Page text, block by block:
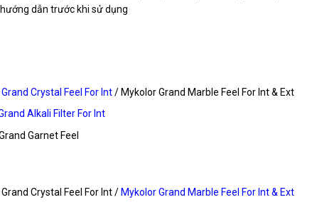
dẫn trước khi sử dụng
Crystal Feel For Int/ Mykolor Grand Marble Feel For Int & Ext
Alkali Filter For Int
Garnet Feel
Crystal Feel For Int / Mykolor Grand Marble Feel For Int & Ext